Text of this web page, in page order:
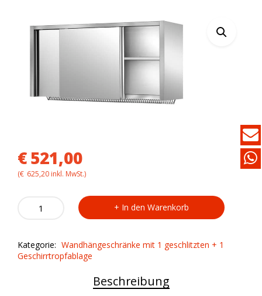
€521,00
(€ 625,20 inkl. MwSt.)
Wandhängeschrank
CCB/10
In den Warenkorb
Kategorie: Wandhängeschränke mit 1 geschlitzten + 1
Geschirrtropfablage
Beschreibung